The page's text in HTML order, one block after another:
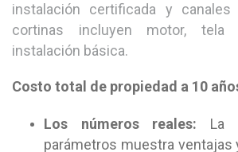
instalación certificada y
cortinas incluyen motor,
instalación básica.
Costo total de propiedad a 10
Los números reales: La
parámetros muestra ventajas